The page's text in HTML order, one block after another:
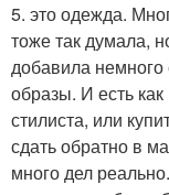
5. это одежда.
тоже так думала,
добавила немного
образы. И есть как
стилиста, или
сдать обратно в
много дел